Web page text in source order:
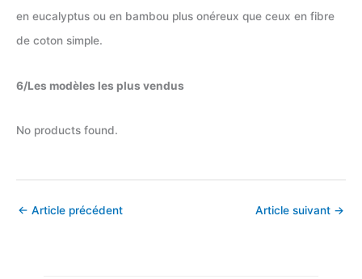
en eucalyptus ou en bambou plus onéreux que ceux en fibre
de coton simple.
6/Les modèles les plus vendus
No products found.
← Article précédent Article suivant →